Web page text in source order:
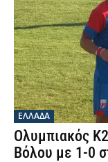
ΕΛΛΑΔΑ
Ολυμπιακός
Βόλου με 1-0